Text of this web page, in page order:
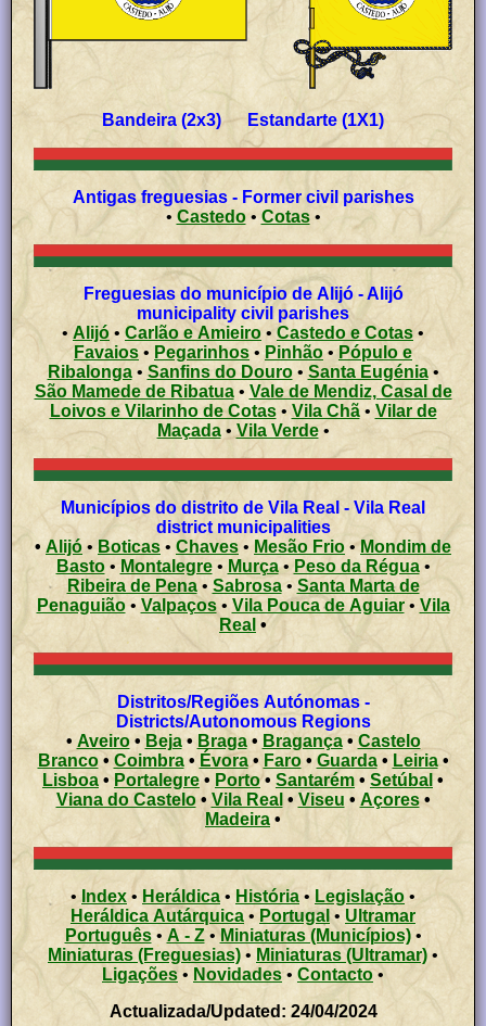
Bandeira (2x3) Estandarte (1X1)
Antigas freguesias - Former civil parishes
• Castedo• Cotas•
Freguesias do município de Alijó - Alijó
municipality civil parishes
• Alijó • Carlão e Amieiro • Castedo e Cotas •
Favaios • Pegarinhos •Pinhão •Pópulo e
Ribalonga • Sanfins do Douro• Santa Eugénia•
São Mamede de Ribatua• Vale de Mendiz, Casal de
Loivos e Vilarinho de Cotas• Vila Chã•Vilar de
Maçada• Vila Verde•
Municípios do distrito de Vila Real - Vila Real
district municipalities
• Alijó • Boticas • Chaves • Mesão Frio •Mondim de
Basto• Montalegre• Murça• Peso da Régua•
Ribeira de Pena• Sabrosa• Santa Marta de
Penaguião• Valpaços• Vila Pouca de Aguiar• Vila
Real •
Distritos/Regiões Autónomas -
Districts/Autonomous Regions
• Aveiro• Beja• Braga• Bragança• Castelo
Branco• Coimbra• Évora• Faro• Guarda•Leiria•
Lisboa • Portalegre • Porto• Santarém • Setúbal •
Viana do Castelo• Vila Real • Viseu • Açores •
Madeira •
•Index • Heráldica • História • Legislação •
Heráldica Autárquica • Portugal • Ultramar
Português• A - Z•Miniaturas (Municípios)•
Miniaturas (Freguesias) • Miniaturas (Ultramar) •
Ligações • Novidades • Contacto•
Actualizada/Updated: 24/04/2024